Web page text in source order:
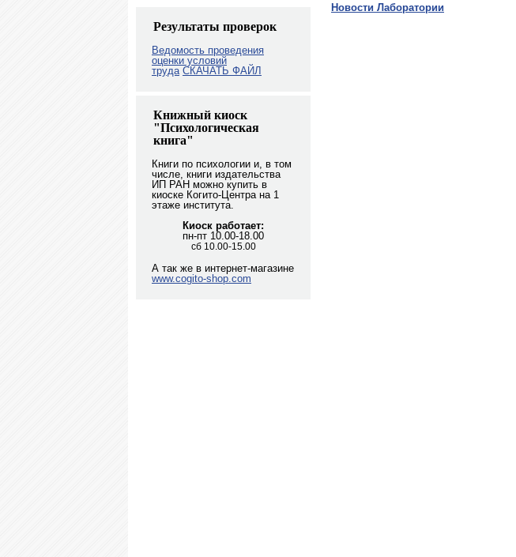
Новости Лаборатории
Результаты проверок
Ведомость проведения
оценки условий
труда СКАЧАТЬ ФАЙЛ
Книжный киоск
"Психологическая
книга"
Книги по психологии и, в том
числе, книги издательства
ИП РАН можно купить в
киоске Когито-Центра на 1
этаже института.
Киоск работает:
пн-пт 10.00-18.00
сб 10.00-15.00
А так же в интернет-магазине
www.cogito-shop.com